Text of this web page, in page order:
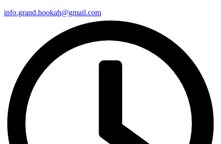
info.grand.hookah@gmail.com